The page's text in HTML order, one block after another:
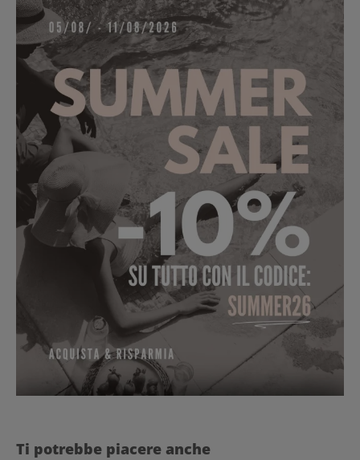
Salta la galleria dei prodotti
Ti potrebbe piacere anche